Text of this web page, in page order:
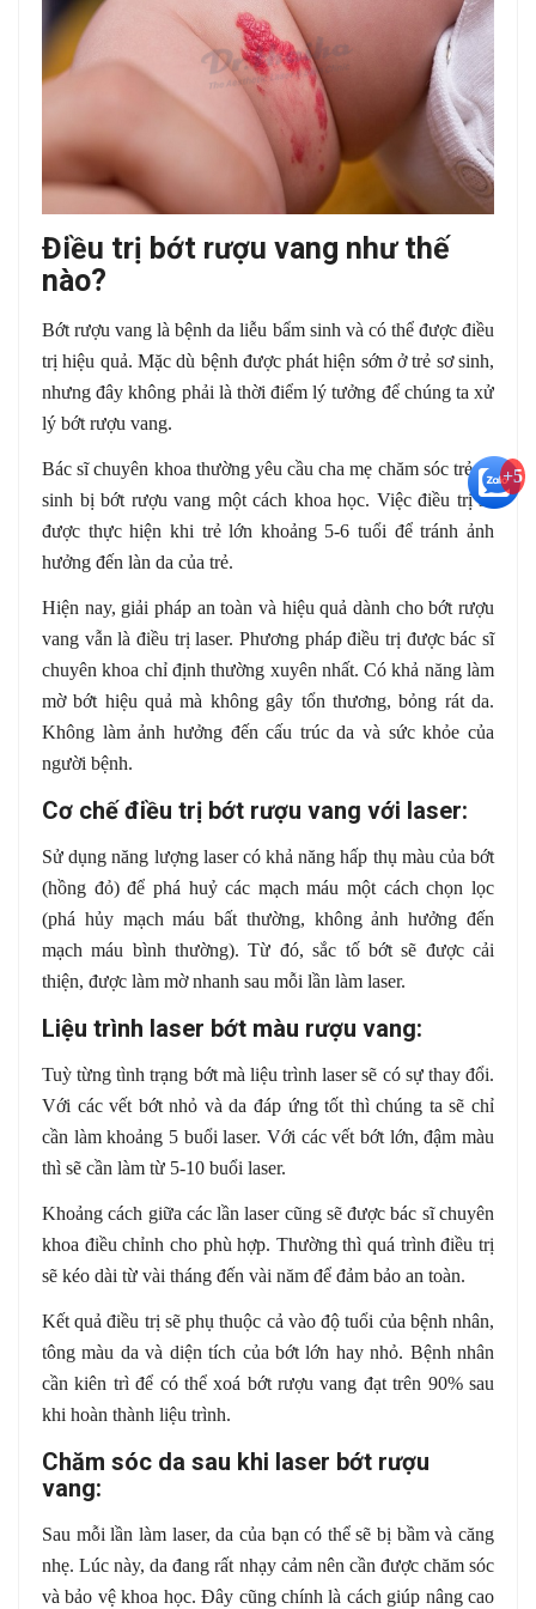
Điều trị bớt rượu vang như thế
nào?
Bớt rượu vang là bệnh da liễu bẩm sinh và có thể được điều
trị hiệu quả. Mặc dù bệnh được phát hiện sớm ở trẻ sơ sinh,
nhưng đây không phải là thời điểm lý tưởng để chúng ta xử
lý bớt rượu vang.
Bác sĩ chuyên khoa thường yêu cầu cha mẹ chăm sóc trẻ sơ
sinh bị bớt rượu vang một cách khoa học. Việc điều trị sẽ
được thực hiện khi trẻ lớn khoảng 5-6 tuổi để tránh ảnh
hưởng đến làn da của trẻ.
Hiện nay, giải pháp an toàn và hiệu quả dành cho bớt rượu
vang vẫn là điều trị laser. Phương pháp điều trị được bác sĩ
chuyên khoa chỉ định thường xuyên nhất. Có khả năng làm
mờ bớt hiệu quả mà không gây tổn thương, bỏng rát da.
Không làm ảnh hưởng đến cấu trúc da và sức khỏe của
người bệnh.
Cơ chế điều trị bớt rượu vang với laser:
Sử dụng năng lượng laser có khả năng hấp thụ màu của bớt
(hồng đỏ) để phá huỷ các mạch máu một cách chọn lọc
(phá hủy mạch máu bất thường, không ảnh hưởng đến
mạch máu bình thường). Từ đó, sắc tố bớt sẽ được cải
thiện, được làm mờ nhanh sau mỗi lần làm laser.
Liệu trình laser bớt màu rượu vang:
Tuỳ từng tình trạng bớt mà liệu trình laser sẽ có sự thay đổi.
Với các vết bớt nhỏ và da đáp ứng tốt thì chúng ta sẽ chỉ
cần làm khoảng 5 buổi laser. Với các vết bớt lớn, đậm màu
thì sẽ cần làm từ 5-10 buổi laser.
Khoảng cách giữa các lần laser cũng sẽ được bác sĩ chuyên
khoa điều chỉnh cho phù hợp. Thường thì quá trình điều trị
sẽ kéo dài từ vài tháng đến vài năm để đảm bảo an toàn.
Kết quả điều trị sẽ phụ thuộc cả vào độ tuổi của bệnh nhân,
tông màu da và diện tích của bớt lớn hay nhỏ. Bệnh nhân
cần kiên trì để có thể xoá bớt rượu vang đạt trên 90% sau
khi hoàn thành liệu trình.
Chăm sóc da sau khi laser bớt rượu
vang:
Sau mỗi lần làm laser, da của bạn có thể sẽ bị bầm và căng
nhẹ. Lúc này, da đang rất nhạy cảm nên cần được chăm sóc
và bảo vệ khoa học. Đây cũng chính là cách giúp nâng cao
+5